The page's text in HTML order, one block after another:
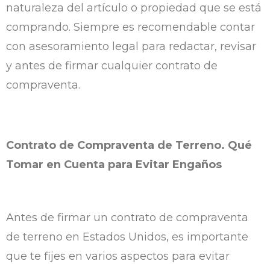
naturaleza del artículo o propiedad que se está
comprando. Siempre es recomendable contar
con asesoramiento legal para redactar, revisar
y antes de firmar cualquier contrato de
compraventa.
Contrato de Compraventa de Terreno. Qué
Tomar en Cuenta para Evitar Engaños
Antes de firmar un contrato de compraventa
de terreno en Estados Unidos, es importante
que te fijes en varios aspectos para evitar